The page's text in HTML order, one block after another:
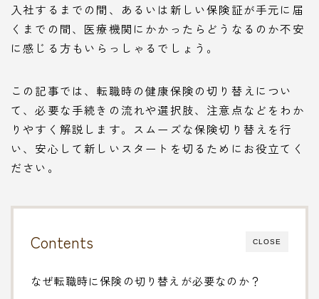
入社するまでの間、あるいは新しい保険証が手元に届
くまでの間、医療機関にかかったらどうなるのか不安
に感じる方もいらっしゃるでしょう。
この記事では、転職時の健康保険の切り替えについ
て、必要な手続きの流れや選択肢、注意点などをわか
りやすく解説します。スムーズな保険切り替えを行
い、安心して新しいスタートを切るためにお役立てく
ださい。
CLOSE
Contents
なぜ転職時に保険の切り替えが必要なのか？